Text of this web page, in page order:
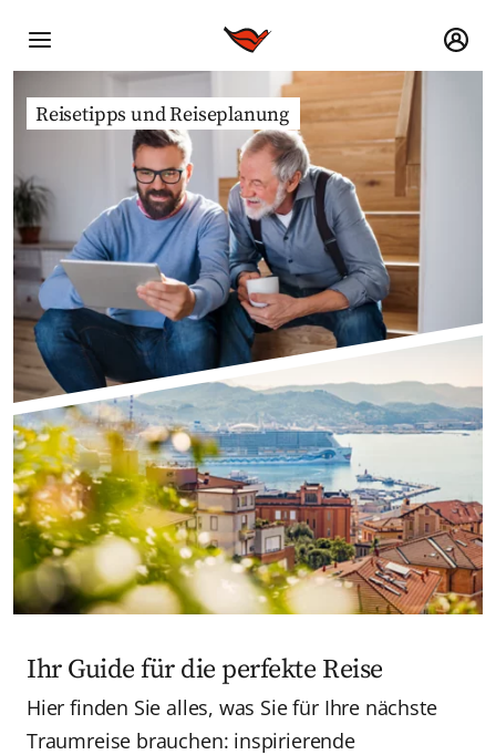
Reisetipps und Reiseplanung
Ihr Guide für die perfekte Reise
Hier finden Sie alles, was Sie für Ihre nächste
Traumreise brauchen: inspirierende